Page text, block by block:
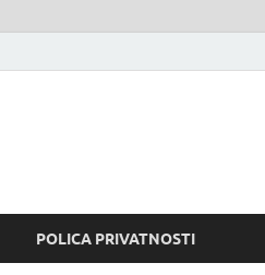
POLICA PRIVATNOSTI